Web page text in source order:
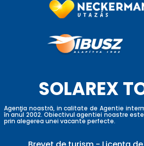
SOLAREX
Agenţia noastră, in calitate de Agentie
în anul 2002. Obiectivul agentiei noastre
prin alegerea unei vacante perfecte.